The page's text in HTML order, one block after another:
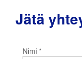
Jätä
Nimi *